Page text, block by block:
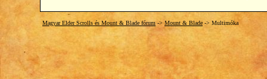
Magyar Elder Scrolls és Mount & Blade fórum -> Mount & Blade -> Multimóka